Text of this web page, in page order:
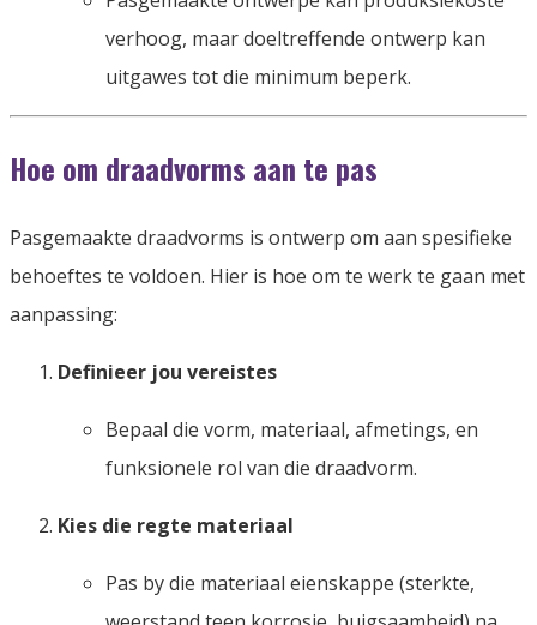
verhoog, maar doeltreffende ontwerp kan
uitgawes tot die minimum beperk.
Hoe om draadvorms aan te pas
Pasgemaakte draadvorms is ontwerp om aan spesifieke
behoeftes te voldoen. Hier is hoe om te werk te gaan met
aanpassing:
Definieer jou vereistes
Bepaal die vorm, materiaal, afmetings, en
funksionele rol van die draadvorm.
Kies die regte materiaal
Pas by die materiaal eienskappe (sterkte,